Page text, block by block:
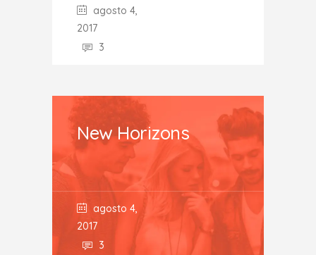
agosto 4,
2017
3
New Horizons
agosto 4,
2017
3